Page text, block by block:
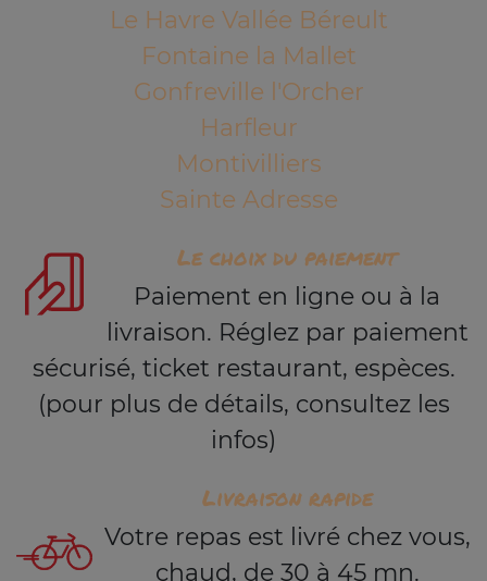
Le Havre Vallée Béreult
Fontaine la Mallet
Gonfreville l'Orcher
Harfleur
Montivilliers
Sainte Adresse
Le choix du paiement
Paiement en ligne ou à la
livraison. Réglez par paiement
sécurisé, ticket restaurant, espèces.
(pour plus de détails, consultez les
infos)
Livraison rapide
Votre repas est livré chez vous,
chaud, de 30 à 45 mn.